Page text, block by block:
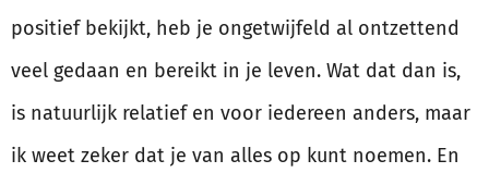
positief bekijkt, heb je ongetwijfeld al ontzettend
veel gedaan en bereikt in je leven. Wat dat dan is,
is natuurlijk relatief en voor iedereen anders, maar
ik weet zeker dat je van alles op kunt noemen. En